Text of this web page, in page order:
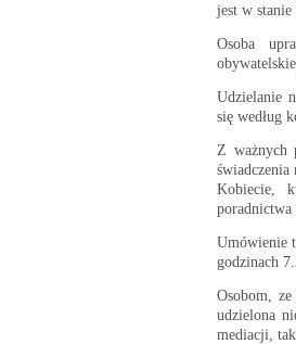
jest w stanie
Osoba
Udzielanie
się według
Z ważnych
świadczenia
Kobiecie,
poradnictwa
Umówienie
godzinach
Osobom,
udzielona
mediacji,